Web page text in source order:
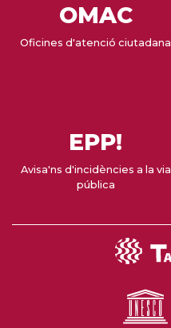
OMAC
Oficines d'atenció ciutadana
EPP!
Avisa'ns d'incidències a la via
pública